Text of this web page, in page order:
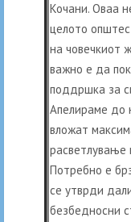
Кочани. Оваа
целото
на човечкиот
важно е да
поддршка за
Апелираме до
вложат
расветлување
Потребно е
се утврди
безбедносни